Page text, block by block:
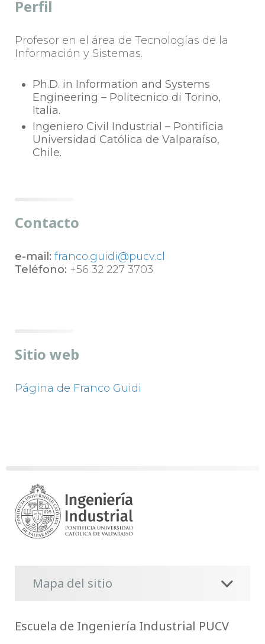
Perfil
Profesor en el área de Tecnologías de la
Información y Sistemas.
Ph.D. in Information and Systems
Engineering – Politecnico di Torino,
Italia.
Ingeniero Civil Industrial – Pontificia
Universidad Católica de Valparaíso,
Chile.
Contacto
e-mail: franco.guidi@pucv.cl
Teléfono: +56 32 227 3703
Sitio web
Página de Franco Guidi
Mapa del sitio
Escuela de Ingeniería Industrial PUCV